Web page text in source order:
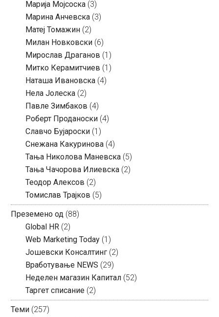
Марија Мојсоска (3)
Марина Анчевска (3)
Матеј Томажин (2)
Милан Новковски (6)
Мирослав Драганов (1)
Митко Керамитчиев (1)
Наташа Ивановска (4)
Нела Јолеска (2)
Павле Зимбаков (4)
Роберт Проданоски (4)
Славчо Бујароски (1)
Снежана Какуринова (4)
Тања Николова Маневска (5)
Тања Чачорова Илиевска (2)
Теодор Алексов (2)
Томислав Трајков (5)
Преземено од (88)
Global HR (2)
Web Marketing Today (1)
Јошевски Консалтинг (2)
Вработување NEWS (29)
Неделен магазин Капитал (52)
Таргет списание (2)
Теми (257)